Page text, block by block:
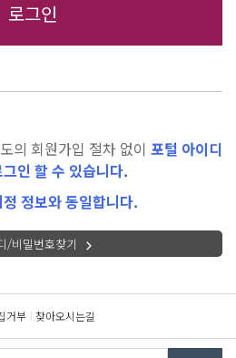
의 회원가입 절차 없이 포털 아이디
인 할 수 있습니다.
정보와 동일합니다.
/비밀번호찾기
거부 찾아오시는길